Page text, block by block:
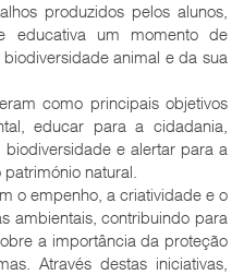
produzidos pelos alunos,
educativa um momento de
animal e da sua
como principais objetivos
educar para a cidadania,
e alertar para a
natural.
o empenho, a criatividade e o
ambientais, contribuindo para
a importância da proteção
Através destas iniciativas,